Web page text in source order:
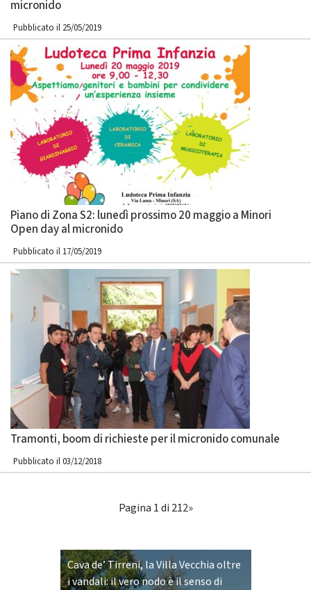
micronido
Pubblicato il 25/05/2019
Piano di Zona S2: lunedì prossimo 20 maggio a Minori
Open day al micronido
Pubblicato il 17/05/2019
Tramonti, boom di richieste per il micronido comunale
Pubblicato il 03/12/2018
Pagina 1 di 212»
Cava de’ Tirreni, la Villa Vecchia oltre
i vandali: il vero nodo è il senso di